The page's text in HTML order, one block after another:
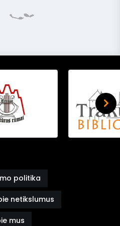
politika
netikslumus
mus